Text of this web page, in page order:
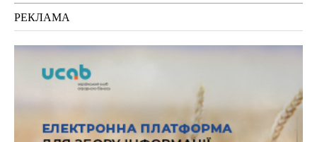
РЕКЛАМА